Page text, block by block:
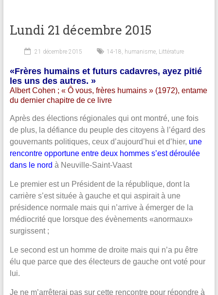
Lundi 21 décembre 2015
21 décembre 2015 14-18, humanisme, Littérature
«Frères humains et futurs cadavres, ayez pitié
les uns des autres. »
Albert Cohen ; « Ô vous, frères humains » (1972), entame
du dernier chapitre de ce livre
Après des élections régionales qui ont montré, une fois
de plus, la défiance du peuple des citoyens à l’égard des
gouvernants politiques, ceux d’aujourd’hui et d’hier, une
rencontre opportune entre deux hommes s’est déroulée
dans le nord à Neuville-Saint-Vaast
Le premier est un Président de la république, dont la
carrière s’est située à gauche et qui aspirait à une
présidence normale mais qui n’arrive à émerger de la
médiocrité que lorsque des évènements «anormaux»
surgissent ;
Le second est un homme de droite mais qui n’a pu être
élu que parce que des électeurs de gauche ont voté pour
lui.
Je ne m’arrêterai pas sur cette rencontre pour répondre à